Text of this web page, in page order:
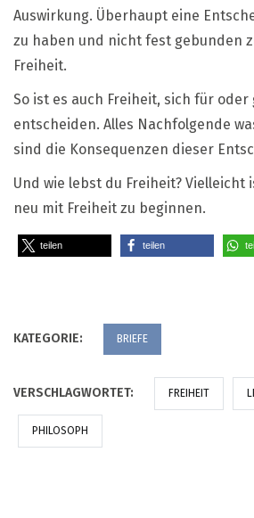
Auswirkung. Überhaupt eine
zu haben und nicht fest gebunden
Freiheit.
So ist es auch Freiheit, sich für oder
entscheiden. Alles Nachfolgende
sind die Konsequenzen dieser
Und wie lebst du Freiheit? Vielleicht
neu mit Freiheit zu beginnen.
teilen teilen
KATEGORIE: BRIEFE
VERSCHLAGWORTET: FREIHEIT
PHILOSOPH